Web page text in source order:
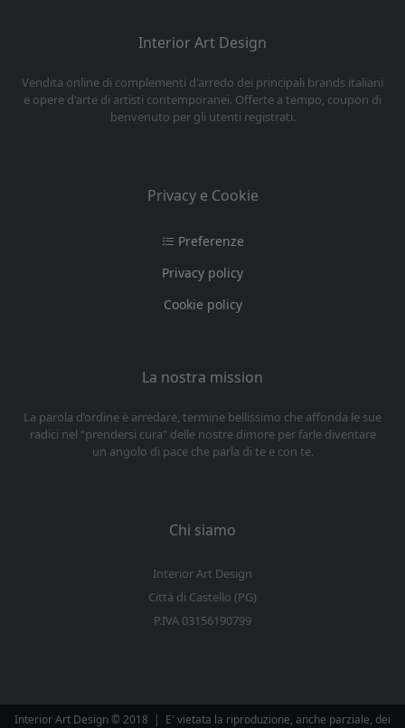
Interior Art Design
Vendita online di complementi d'arredo dei principali brands italiani
e opere d'arte di artisti contemporanei. Offerte a tempo, coupon di
benvenuto per gli utenti registrati.
Privacy e Cookie
Preferenze
Privacy policy
Cookie policy
La nostra mission
La parola d’ordine è arredare, termine bellissimo che affonda le sue
radici nel “prendersi cura” delle nostre dimore per farle diventare
un angolo di pace che parla di te e con te.
Chi siamo
Interior Art Design
Città di Castello (PG)
P.IVA 03156190799
Interior Art Design © 2018 | E' vietata la riproduzione, anche parziale, dei